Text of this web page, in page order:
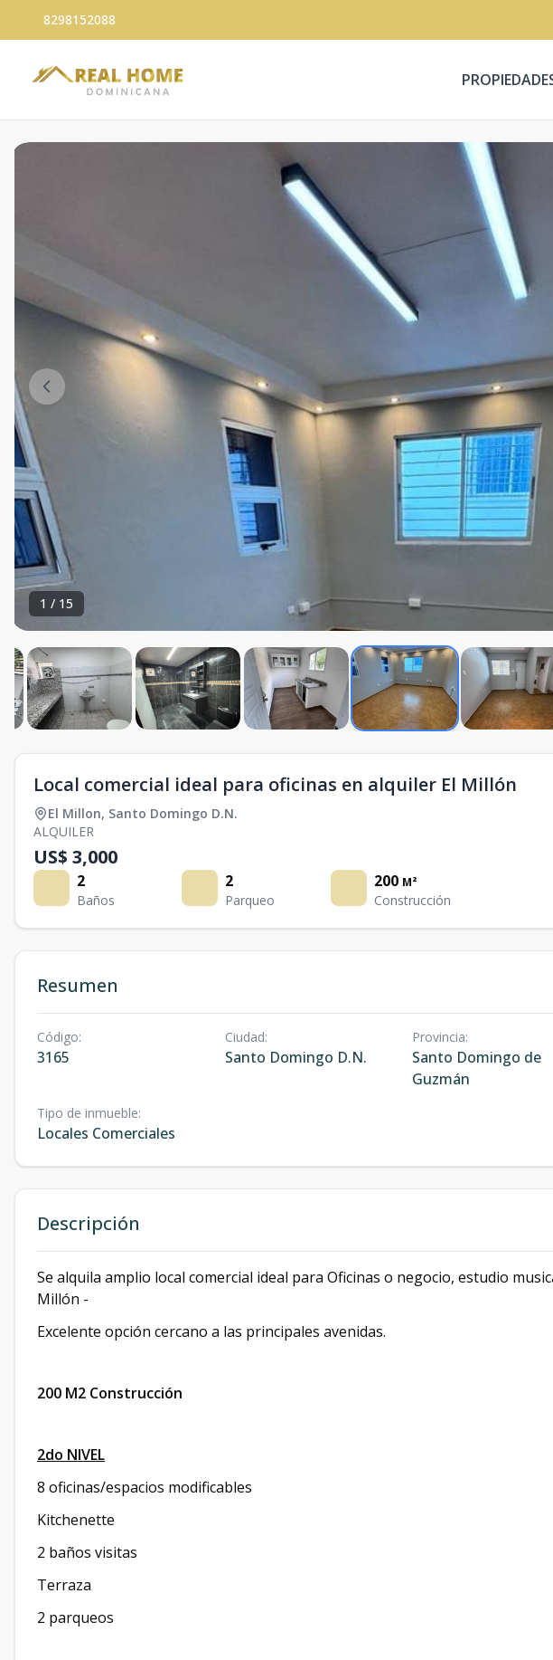
8298152088
1 / 15
Local comercial ideal para oficinas en alquiler El Millón
El Millon, Santo Domingo D.N.
ALQUILER
US$ 3,000
2
Baños
2
Parqueo
200 M²
Construcción
Resumen
Código:
3165
Ciudad:
Santo Domingo D.N.
Provincia:
Santo Domingo de
Guzmán
Tipo de inmueble:
Locales Comerciales
Descripción
Se alquila amplio local comercial ideal para Oficinas o negocio, estudio
Millón -
Excelente opción cercano a las principales avenidas.
200 M2 Construcción
2do NIVEL
8 oficinas/espacios modificables
Kitchenette
2 baños visitas
Terraza
2 parqueos